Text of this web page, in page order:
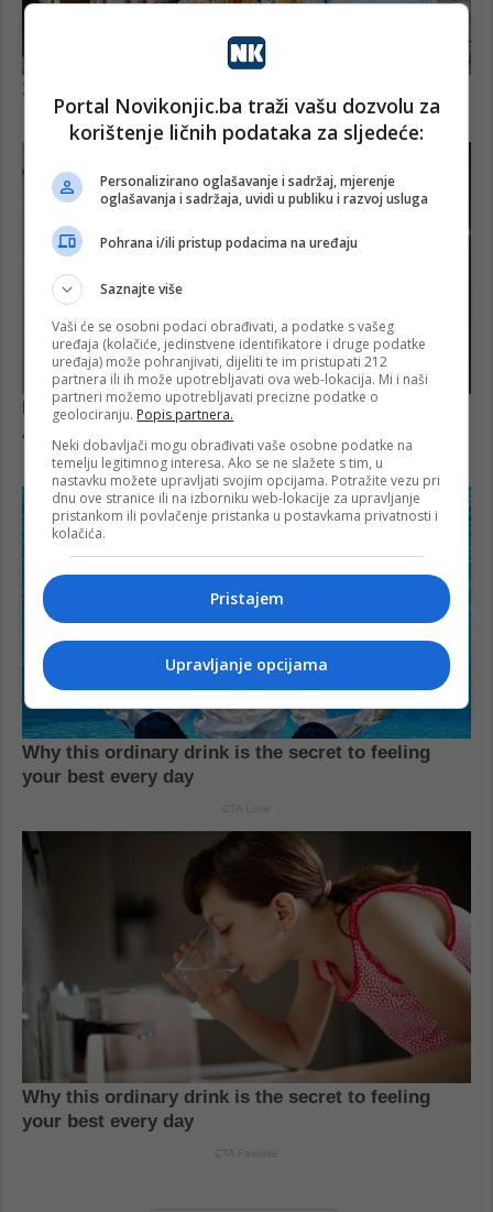
Portal Novikonjic.ba traži vašu dozvolu za
korištenje ličnih podataka za sljedeće:
Personalizirano oglašavanje i sadržaj, mjerenje
oglašavanja i sadržaja, uvidi u publiku i razvoj usluga
Pohrana i/ili pristup podacima na uređaju
Saznajte više
Vaši će se osobni podaci obrađivati, a podatke s vašeg
uređaja (kolačiće, jedinstvene identifikatore i druge podatke
uređaja) može pohranjivati, dijeliti te im pristupati 212
partnera ili ih može upotrebljavati ova web-lokacija. Mi i naši
partneri možemo upotrebljavati precizne podatke o
geolociranju. Popis partnera.
Neki dobavljači mogu obrađivati vaše osobne podatke na
temelju legitimnog interesa. Ako se ne slažete s tim, u
nastavku možete upravljati svojim opcijama. Potražite vezu pri
dnu ove stranice ili na izborniku web-lokacije za upravljanje
pristankom ili povlačenje pristanka u postavkama privatnosti i
kolačića.
Pristajem
Upravljanje opcijama